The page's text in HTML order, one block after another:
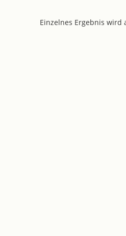
Einzelnes Ergebnis wird